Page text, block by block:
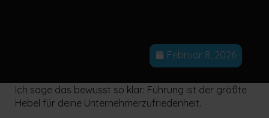
Februar 8, 2026
Ich sage das bewusst so klar: Führung ist der größte
Hebel für deine Unternehmerzufriedenheit.